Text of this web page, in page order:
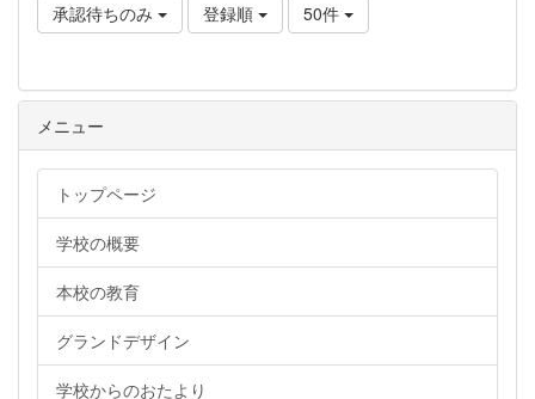
承認待ちのみ 登録順 50件
メニュー
トップページ
学校の概要
本校の教育
グランドデザイン
学校からのおたより